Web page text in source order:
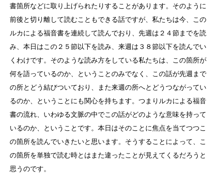
書箇所などに取り上げられたりすることがあります。そのように
前後と切り離して読むこともできる話ですが、私たちは今、この
ルカによる福音書を連続して読んでおり、先週は２４節までを読
み、本日はこの２５節以下を読み、来週は３８節以下を読んでい
くわけです。そのような読み方をしている私たちは、この箇所が
何を語っているのか、ということのみでなく、この話が先週まで
の所とどう結びついており、また来週の所へとどうつながってい
るのか、ということにも関心を持ちます。つまりルカによる福音
書の流れ、いわゆる文脈の中でこの話がどのような意味を持って
いるのか、ということです。本日はそのことに焦点を当てつつこ
の箇所を読んでいきたいと思います。そうすることによって、こ
の箇所を単独で読む時とはまた違ったことが見えてくるだろうと
思うのです。